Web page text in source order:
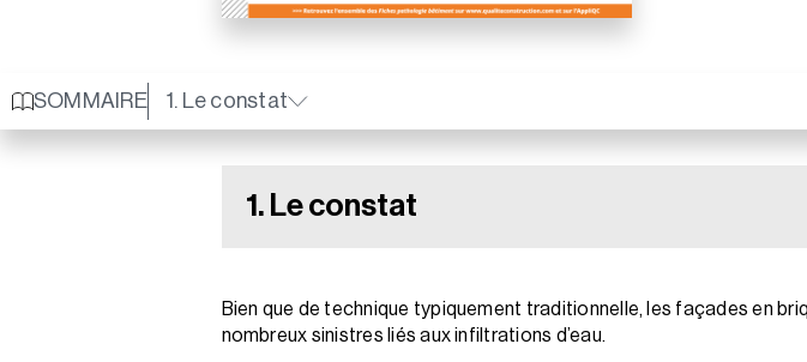
SOMMAIRE 1. Le constat
1. Le constat
Bien que de technique typiquement traditionnelle, les façades en
nombreux sinistres liés aux infiltrations d’eau.